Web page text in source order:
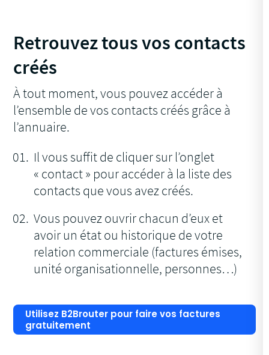
Retrouvez tous vos contacts
créés
À tout moment, vous pouvez accéder à
l’ensemble de vos contacts créés grâce à
l’annuaire.
Il vous suffit de cliquer sur l’onglet
« contact » pour accéder à la liste des
contacts que vous avez créés.
Vous pouvez ouvrir chacun d’eux et
avoir un état ou historique de votre
relation commerciale (factures émises,
unité organisationnelle, personnes…)
Utilisez B2Brouter pour faire vos factures
gratuitement